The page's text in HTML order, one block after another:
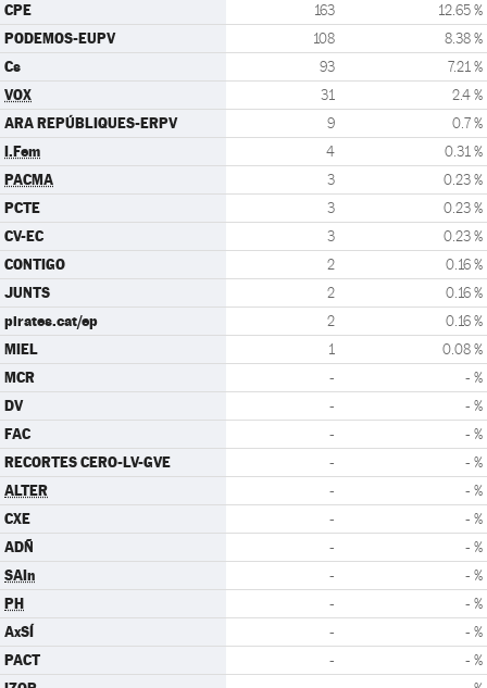
CPE 163 12.65 %
PODEMOS-EUPV 108 8.38 %
Cs 93 7.21 %
VOX 31 2.4 %
ARA REPÚBLIQUES-ERPV 9 0.7 %
I.Fem 4 0.31 %
PACMA 3 0.23 %
PCTE 3 0.23 %
CV-EC 3 0.23 %
CONTIGO 2 0.16 %
JUNTS 2 0.16 %
pirates.cat/ep 2 0.16 %
MIEL 1 0.08 %
MCR - - %
DV - - %
FAC - - %
RECORTES CERO-LV-GVE - - %
ALTER - - %
CXE - - %
ADÑ - - %
SAIn - - %
PH - - %
AxSÍ - - %
PACT - - %